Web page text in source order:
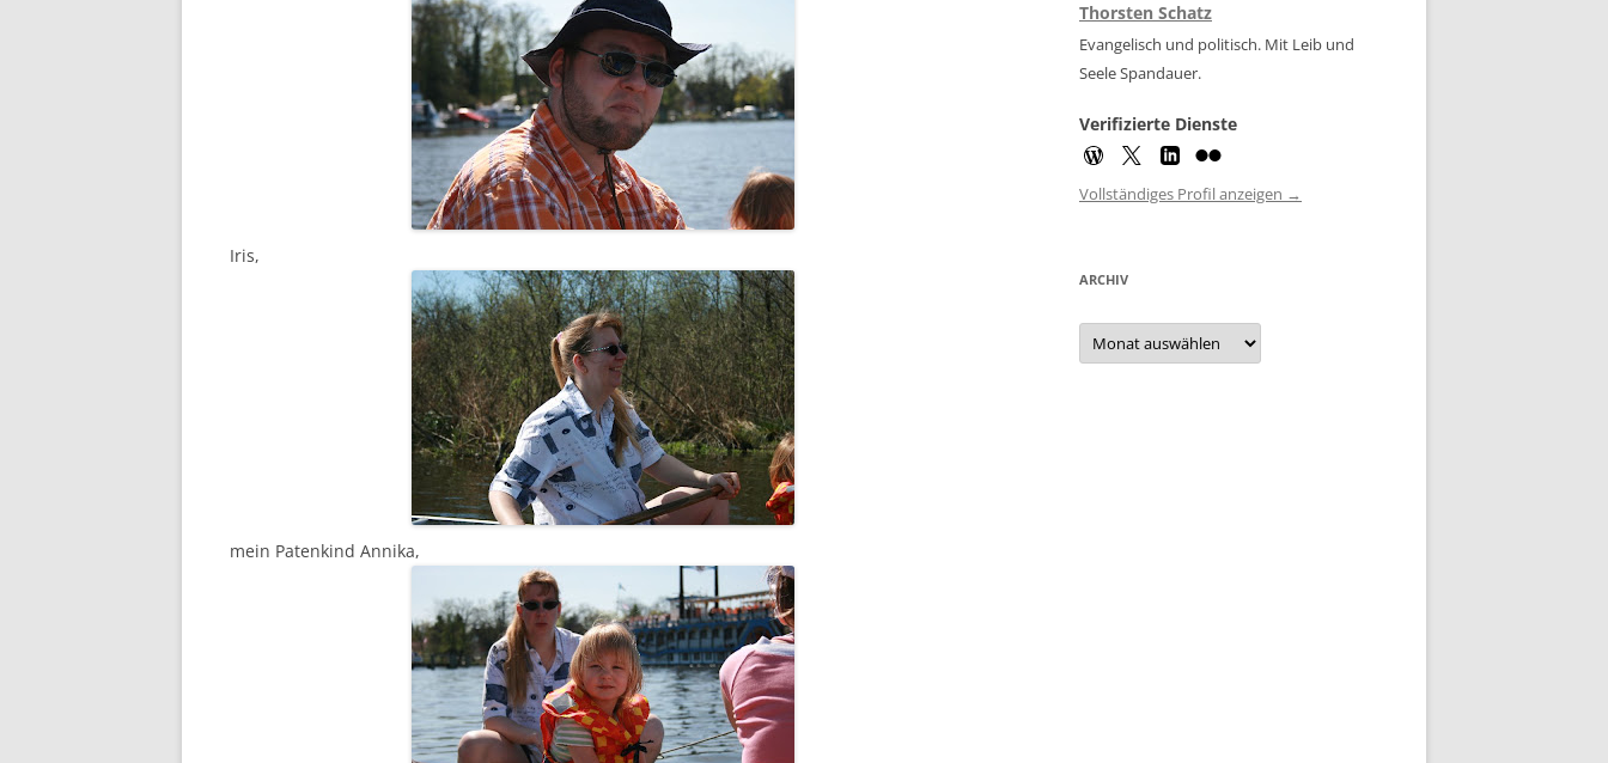
Iris,
mein Patenkind Annika,
Thorsten Schatz
Evangelisch und politisch. Mit Leib und
Seele Spandauer.
Verifizierte Dienste
Vollständiges Profil anzeigen →
ARCHIV
Archiv